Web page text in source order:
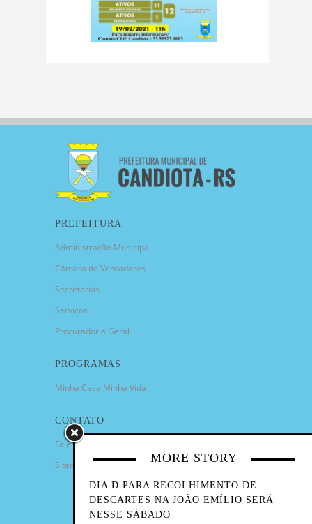
MORE STORY
DIA D PARA RECOLHIMENTO DE
DESCARTES NA JOÃO EMÍLIO SERÁ
NESSE SÁBADO
PREFEITURA
Administração Municipal
Câmara de Vereadores
Secretarias
Serviços
Procuradoria Geral
PROGRAMAS
Minha Casa Minha Vida
CONTATO
Fale Conosco
Sitemap